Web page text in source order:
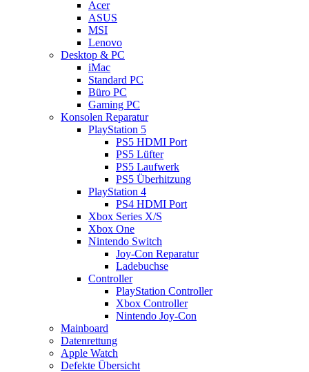
Acer
ASUS
MSI
Lenovo
Desktop & PC
iMac
Standard PC
Büro PC
Gaming PC
Konsolen Reparatur
PlayStation 5
PS5 HDMI Port
PS5 Lüfter
PS5 Laufwerk
PS5 Überhitzung
PlayStation 4
PS4 HDMI Port
Xbox Series X/S
Xbox One
Nintendo Switch
Joy-Con Reparatur
Ladebuchse
Controller
PlayStation Controller
Xbox Controller
Nintendo Joy-Con
Mainboard
Datenrettung
Apple Watch
Defekte Übersicht